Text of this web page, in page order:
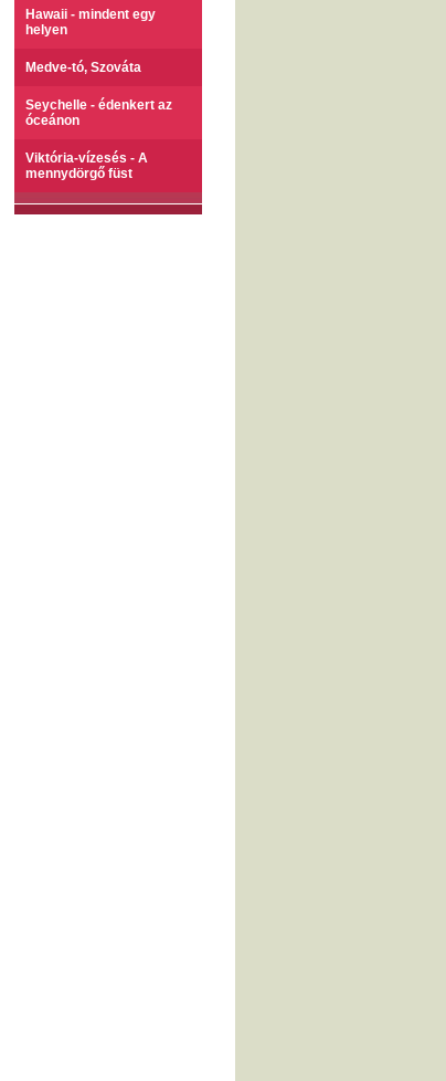
Hawaii - mindent egy
helyen
Medve-tó, Szováta
Seychelle - édenkert az
óceánon
Viktória-vízesés - A
mennydörgő füst